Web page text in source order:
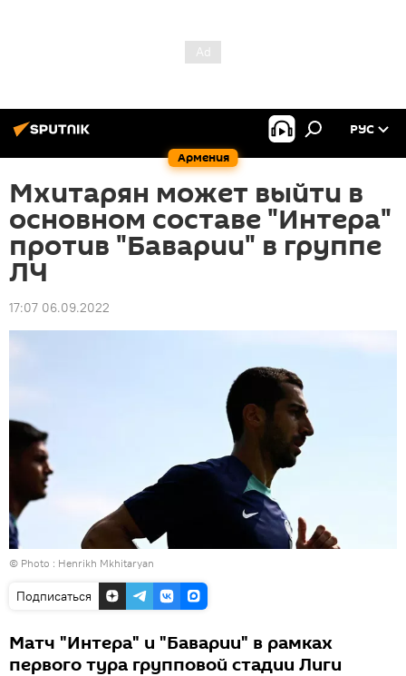
Армения
РУС
Мхитарян может выйти в
основном составе "Интера"
против "Баварии" в группе
ЛЧ
17:07 06.09.2022
© Photo : Henrikh Mkhitaryan
Подписаться
Матч "Интера" и "Баварии" в рамках
первого тура групповой стадии Лиги